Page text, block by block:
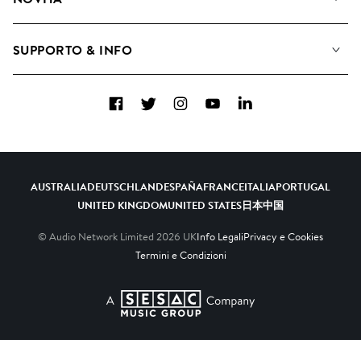
Come utilizziamo l'intelligenza artificiale
SUPPORTO & INFO
FacebookTwitterInstagramYouTubeLinkedIn
AUSTRALIADEUTSCHLANDESPAÑAFRANCEITALIAPORTUGAL
UNITED KINGDOMUNITED STATES日本中国
© Audio Network Limited 2026 UKInfo LegaliPrivacy e Cookies
Termini e Condizioni
A SESAC Company